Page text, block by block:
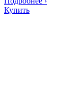
Купить